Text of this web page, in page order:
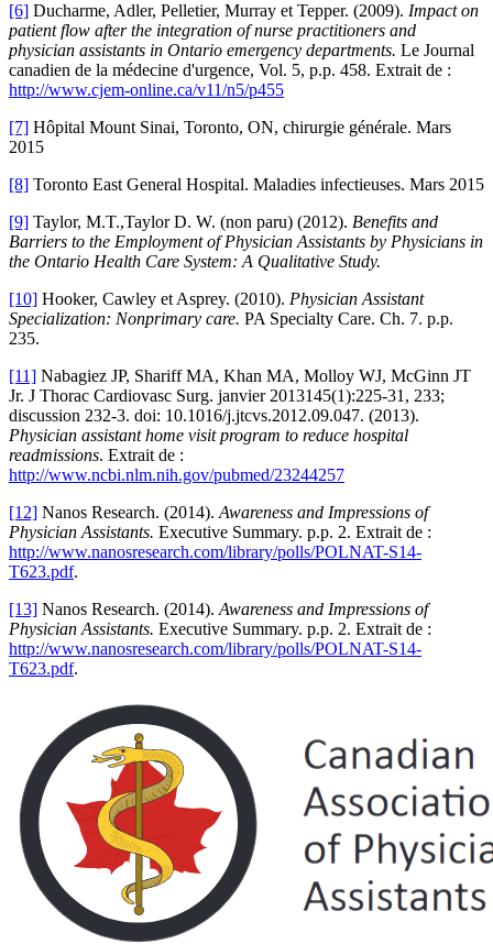
[6] Ducharme, Adler, Pelletier, Murray et Tepper. (2009). Impact on
patient flow after the integration of nurse practitioners and
physician assistants in Ontario emergency departments. Le Journal
canadien de la médecine d'urgence, Vol. 5, p.p. 458. Extrait de :
http://www.cjem-online.ca/v11/n5/p455
[7] Hôpital Mount Sinai, Toronto, ON, chirurgie générale. Mars
2015
[8] Toronto East General Hospital. Maladies infectieuses. Mars 2015
[9] Taylor, M.T.,Taylor D. W. (non paru) (2012). Benefits and
Barriers to the Employment of Physician Assistants by Physicians in
the Ontario Health Care System: A Qualitative Study.
[10] Hooker, Cawley et Asprey. (2010). Physician Assistant
Specialization: Nonprimary care. PA Specialty Care. Ch. 7. p.p.
235.
[11] Nabagiez JP, Shariff MA, Khan MA, Molloy WJ, McGinn JT
Jr. J Thorac Cardiovasc Surg. janvier 2013145(1):225-31, 233;
discussion 232-3. doi: 10.1016/j.jtcvs.2012.09.047. (2013).
Physician assistant home visit program to reduce hospital
readmissions. Extrait de :
http://www.ncbi.nlm.nih.gov/pubmed/23244257
[12] Nanos Research. (2014). Awareness and Impressions of
Physician Assistants. Executive Summary. p.p. 2. Extrait de :
http://www.nanosresearch.com/library/polls/POLNAT-S14-
T623.pdf.
[13] Nanos Research. (2014). Awareness and Impressions of
Physician Assistants. Executive Summary. p.p. 2. Extrait de :
http://www.nanosresearch.com/library/polls/POLNAT-S14-
T623.pdf.